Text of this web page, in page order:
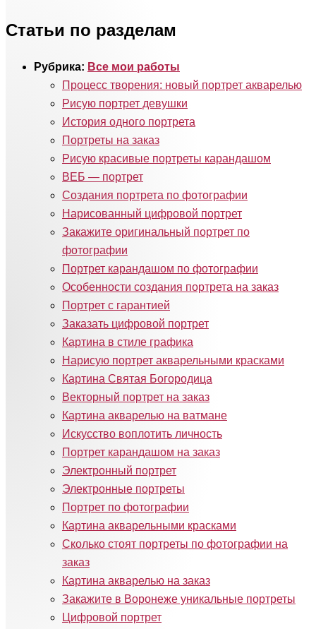
Статьи по разделам
Рубрика: Все мои работы
Процесс творения: новый портрет акварелью
Рисую портрет девушки
История одного портрета
Портреты на заказ
Рисую красивые портреты карандашом
ВЕБ — портрет
Создания портрета по фотографии
Нарисованный цифровой портрет
Закажите оригинальный портрет по
фотографии
Портрет карандашом по фотографии
Особенности создания портрета на заказ
Портрет с гарантией
Заказать цифровой портрет
Картина в стиле графика
Нарисую портрет акварельными красками
Картина Святая Богородица
Векторный портрет на заказ
Картина акварелью на ватмане
Искусство воплотить личность
Портрет карандашом на заказ
Электронный портрет
Электронные портреты
Портрет по фотографии
Картина акварельными красками
Сколько стоят портреты по фотографии на
заказ
Картина акварелью на заказ
Закажите в Воронеже уникальные портреты
Цифровой портрет